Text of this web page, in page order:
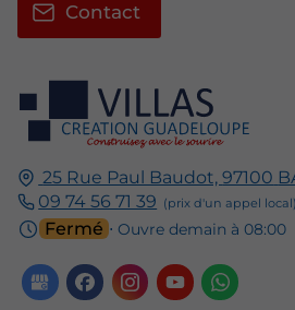
25 Rue Paul Baudot,97100
09 74 56 71 39
Fermé ⋅ Ouvre demain à 08:00
Contact